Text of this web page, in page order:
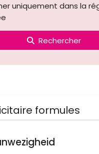
uniquement dans la
Rechercher
formules